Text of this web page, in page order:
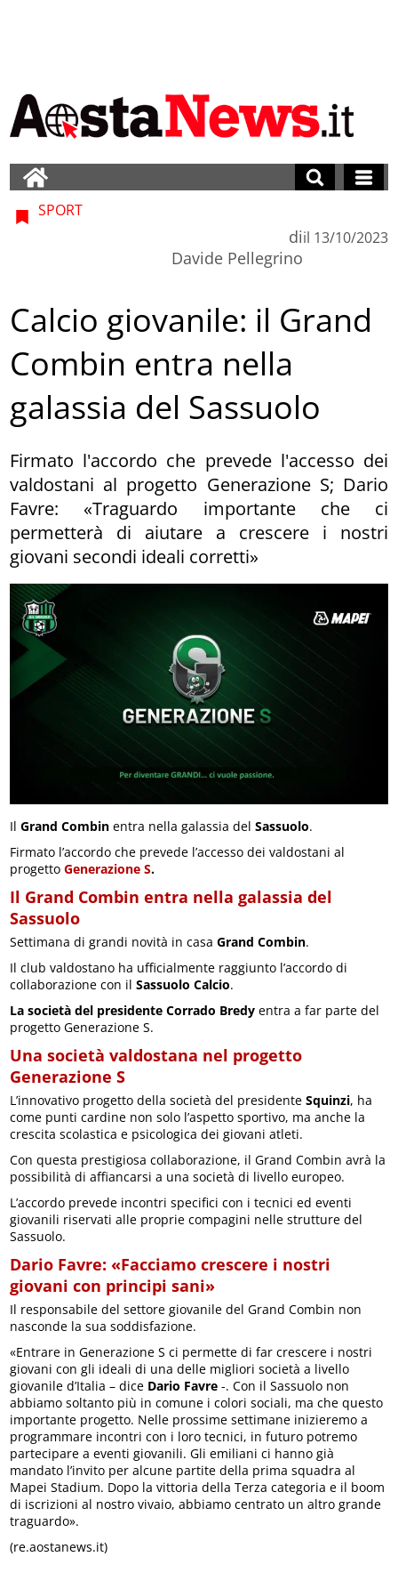
SPORT
di
Davide Pellegrino
il 13/10/2023
Calcio giovanile: il Grand
Combin entra nella
galassia del Sassuolo
Firmato l'accordo che prevede l'accesso dei
valdostani al progetto Generazione S; Dario
Favre: «Traguardo importante che ci
permetterà di aiutare a crescere i nostri
giovani secondi ideali corretti»
IlGrand Combin entra nella galassia delSassuolo.
Firmato l’accordo che prevede l’accesso dei valdostani al
progettoGenerazione S.
Il Grand Combin entra nella galassia del
Sassuolo
Settimana di grandi novità in casaGrand Combin.
Il club valdostano ha ufficialmente raggiunto l’accordo di
collaborazione con ilSassuolo Calcio.
La società del presidente Corrado Bredy entra a far parte del
progetto Generazione S.
Una società valdostana nel progetto
Generazione S
L’innovativo progetto della società del presidenteSquinzi, ha
come punti cardine non solo l’aspetto sportivo, ma anche la
crescita scolastica e psicologica dei giovani atleti.
Con questa prestigiosa collaborazione, il Grand Combin avrà la
possibilità di affiancarsi a una società di livello europeo.
L’accordo prevede incontri specifici con i tecnici ed eventi
giovanili riservati alle proprie compagini nelle strutture del
Sassuolo.
Dario Favre: «Facciamo crescere i nostri
giovani con principi sani»
Il responsabile del settore giovanile del Grand Combin non
nasconde la sua soddisfazione.
«Entrare in Generazione S ci permette di far crescere i nostri
giovani con gli ideali di una delle migliori società a livello
giovanile d’Italia – dice Dario Favre -. Con il Sassuolo non
abbiamo soltanto più in comune i colori sociali, ma che questo
importante progetto. Nelle prossime settimane inizieremo a
programmare incontri con i loro tecnici, in futuro potremo
partecipare a eventi giovanili. Gli emiliani ci hanno già
mandato l’invito per alcune partite della prima squadra al
Mapei Stadium. Dopo la vittoria della Terza categoria e il boom
di iscrizioni al nostro vivaio, abbiamo centrato un altro grande
traguardo».
(re.aostanews.it)